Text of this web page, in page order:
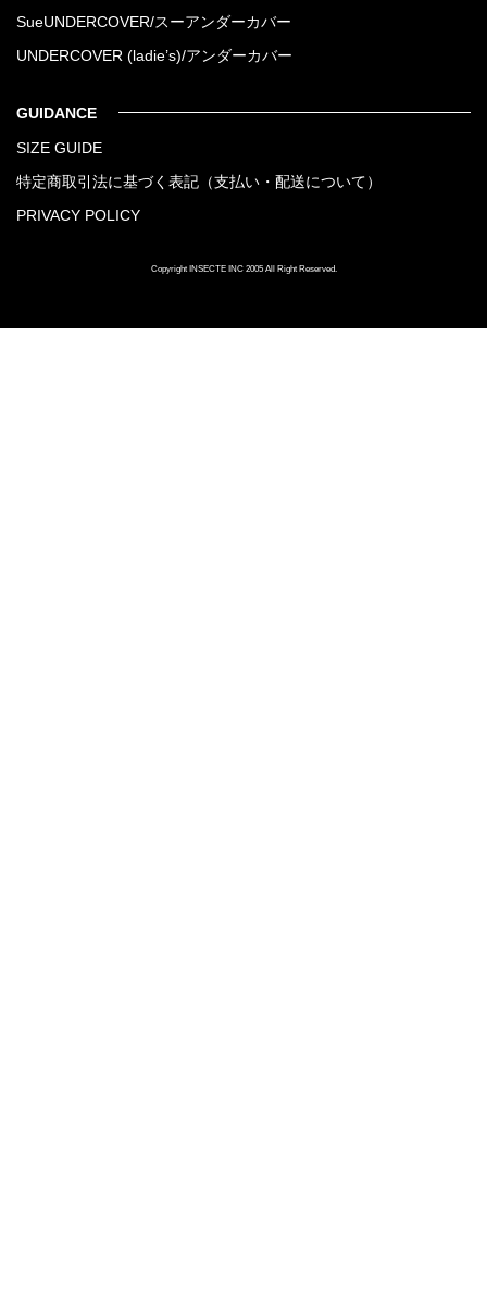
SueUNDERCOVER/スーアンダーカバー
UNDERCOVER (ladie’s)/アンダーカバー
GUIDANCE
SIZE GUIDE
特定商取引法に基づく表記（支払い・配送について）
PRIVACY POLICY
Copyright INSECTE INC 2005 All Right Reserved.